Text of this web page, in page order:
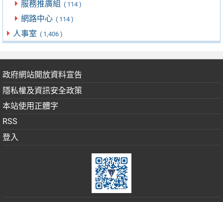
服務推廣組 ( 114 )
網路中心 ( 114 )
人事室 ( 1,406 )
政府網站開放資料宣告
隱私權及資訊安全政策
本站使用正體字
RSS
登入